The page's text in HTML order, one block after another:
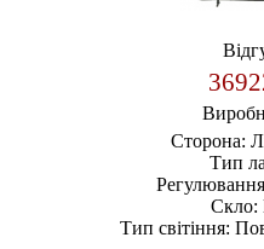
Сторона:
Тип
Скло:
Тип світіння: